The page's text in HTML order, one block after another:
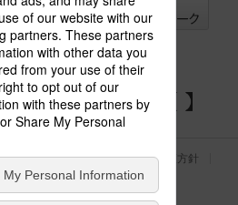
チェック
した器具を
気設備 SNSアカウント
クッキーポリシー
個人情報保護方針
ク ホールディングス